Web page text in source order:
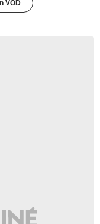
VOD